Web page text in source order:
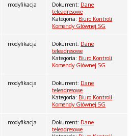
modyfikacja Dokument: Dane
teleadresowe
Kategoria: Biuro Kontroli
Komendy Głównej SG
modyfikacja Dokument: Dane
teleadresowe
Kategoria: Biuro Kontroli
Komendy Głównej SG
modyfikacja Dokument: Dane
teleadresowe
Kategoria: Biuro Kontroli
Komendy Głównej SG
modyfikacja Dokument: Dane
teleadresowe